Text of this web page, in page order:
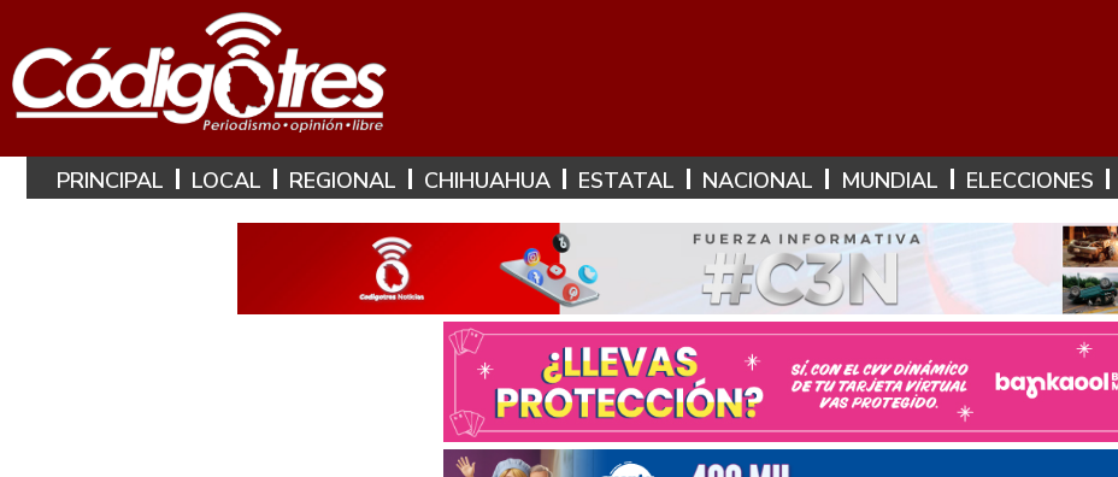
PRINCIPAL LOCAL REGIONAL CHIHUAHUA ESTATAL NACIONAL MUNDIAL ELECCIONES